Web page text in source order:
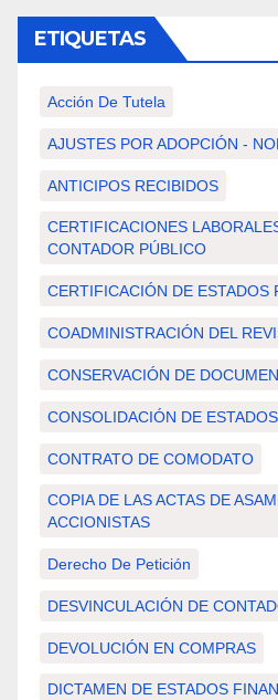
ETIQUETAS
Acción De Tutela
AJUSTES POR ADOPCIÓN -
ANTICIPOS RECIBIDOS
CERTIFICACIONES
CONTADOR PÚBLICO
CERTIFICACIÓN DE ESTADOS
COADMINISTRACIÓN DEL
CONSERVACIÓN DE
CONSOLIDACIÓN DE
CONTRATO DE COMODATO
COPIA DE LAS ACTAS DE
ACCIONISTAS
Derecho De Petición
DESVINCULACIÓN DE
DEVOLUCIÓN EN COMPRAS
DICTAMEN DE ESTADOS